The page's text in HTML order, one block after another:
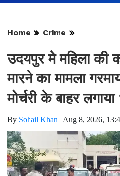
Home Crime
उदयपुर मे महिला
मारने का मामला
मोर्चरी के बाहर
By Sohail Khan | Aug 8, 2026,